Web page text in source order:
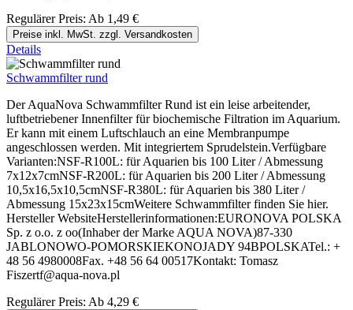
Regulärer Preis: Ab 1,49 €
Preise inkl. MwSt. zzgl. Versandkosten
Details
Schwammfilter rund
Der AquaNova Schwammfilter Rund ist ein leise arbeitender,
luftbetriebener Innenfilter für biochemische Filtration im Aquarium.
Er kann mit einem Luftschlauch an eine Membranpumpe
angeschlossen werden. Mit integriertem Sprudelstein.Verfügbare
Varianten:NSF-R100L: für Aquarien bis 100 Liter / Abmessung
7x12x7cmNSF-R200L: für Aquarien bis 200 Liter / Abmessung
10,5x16,5x10,5cmNSF-R380L: für Aquarien bis 380 Liter /
Abmessung 15x23x15cmWeitere Schwammfilter finden Sie hier.
Hersteller WebsiteHerstellerinformationen:EURONOVA POLSKA
Sp. z o.o. z oo(Inhaber der Marke AQUA NOVA)87-330
JABLONOWO-POMORSKIEKONOJADY 94BPOLSKATel.: +
48 56 4980008Fax. +48 56 64 00517Kontakt: Tomasz
Fiszertf@aqua-nova.pl
Regulärer Preis: Ab 4,29 €